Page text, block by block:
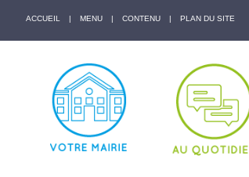
ACCUEIL | MENU | CONTENU | PLAN DU SITE